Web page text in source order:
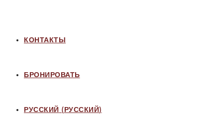
КОНТАКТЫ
БРОНИРОВАТЬ
РУССКИЙ (РУССКИЙ)